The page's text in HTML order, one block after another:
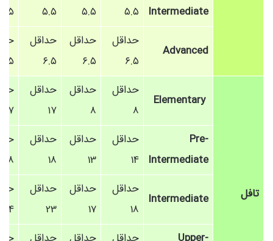
Intermediate
۵.۵
۵.۵
۵.۵
۵.۵
Advanced
حداقل
۶.۵
حداقل
۶.۵
حداقل
۶.۵
۶.۵
تافل
Elementary
حداقل
8
حداقل
8
حداقل
۱۷
۱۷
Pre-
Intermediate
حداقل
14
حداقل
13
حداقل
18
18
Intermediate
حداقل
18
حداقل
17
حداقل
23
24